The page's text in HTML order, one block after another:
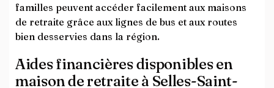
familles peuvent accéder facilement aux maisons
de retraite grâce aux lignes de bus et aux routes
bien desservies dans la région.
Aides financières disponibles en
maison de retraite à Selles-Saint-